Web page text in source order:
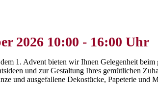
2026 10:00 - 16:00 Uhr
1. Advent bieten wir Ihnen Gelegenheit
und zur Gestaltung Ihres gemütlichen
und ausgefallene Dekostücke, Papeterie und